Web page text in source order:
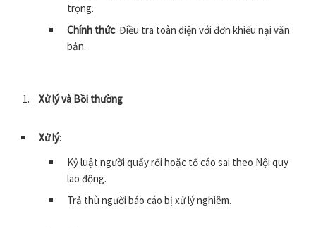
trọng.
Chính thức: Điều tra toàn diện với đơn khiếu nại văn
bản.
Xử lý và Bồi thường
Xử lý:
Kỷ luật người quấy rối hoặc tố cáo sai theo Nội quy
lao động.
Trả thù người báo cáo bị xử lý nghiêm.